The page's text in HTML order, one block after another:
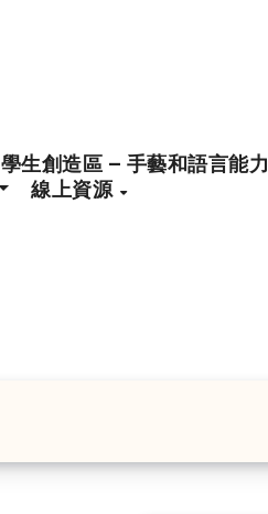
學生創造區 – 手藝和語言能力
線上資源